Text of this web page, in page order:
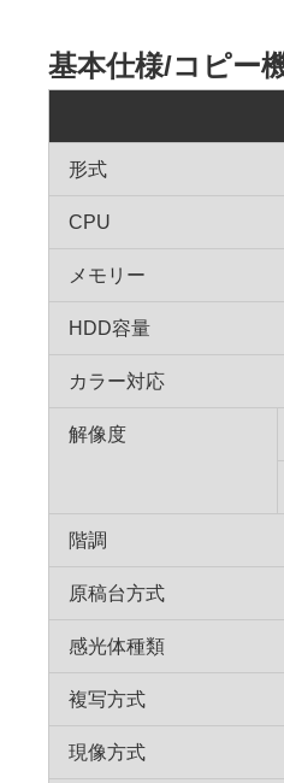
基本仕様/コピー
形式
CPU
メモリー
HDD容量
カラー対応
解像度
階調
原稿台方式
感光体種類
複写方式
現像方式